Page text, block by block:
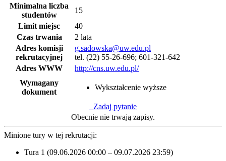
Minimalna liczba
studentów
15
Limit miejsc
40
Czas trwania
2 lata
Adres komisji
rekrutacyjnej
g.sadowska@uw.edu.pl
tel. (22) 55-26-696; 601-321-642
Adres WWW
http://cns.uw.edu.pl/
Wymagany
dokument
Wykształcenie wyższe
Zadaj pytanie
Obecnie nie trwają zapisy.
Minione tury w tej rekrutacji:
Tura 1 (09.06.2026 00:00 – 09.07.2026 23:59)